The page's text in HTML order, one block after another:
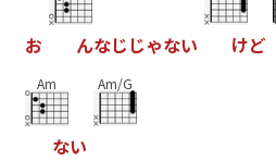
お んなじ じゃない けど
Am
ない
Am/G